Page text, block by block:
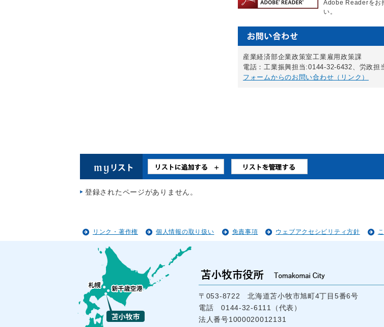
Adobe Readerをお
い。
産業経済部企業政策室工業雇用政策課
電話：工業振興担当:0144-32-6432、労政担
フォームからのお問い合わせ（リンク）
登録されたページがありません。
リンク・著作権 個人情報の取り扱い 免責事項 ウェブアクセシビリティ方針
〒053-8722 北海道苫小牧市旭町4丁目5番6号
電話 0144-32-6111（代表）
法人番号1000020012131